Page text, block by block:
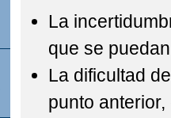
La
que se
La dificultad
punto